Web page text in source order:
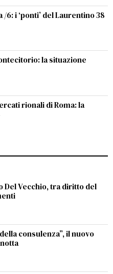
6: i ‘ponti’ del Laurentino 38
la situazione
rionali di Roma: la
Del Vecchio, tra diritto del
consulenza”, il nuovo